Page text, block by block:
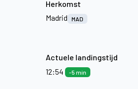
Herkomst
Madrid
MAD
Actuele landingstijd
12:54
-5 min